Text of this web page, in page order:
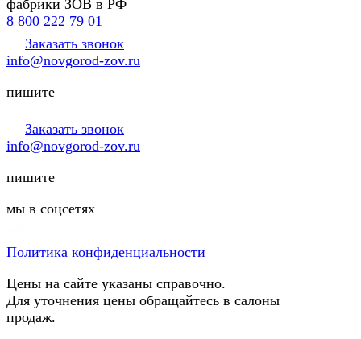
фабрики ЗОВ в РФ
8 800 222 79 01
Заказать звонок
info@novgorod-zov.ru
пишите
Заказать звонок
info@novgorod-zov.ru
пишите
мы в соцсетях
Политика конфиденциальности
Цены на сайте указаны справочно.
Для уточнения цены обращайтесь в салоны
продаж.